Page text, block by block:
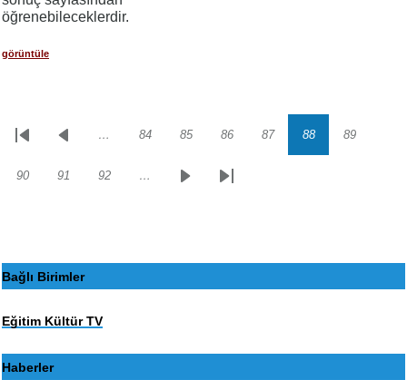
öğrenebileceklerdir.
görüntüle
Sayfalama
İlk
Önceki… Sayfa
84 Sayfa
85 Sayfa
86 Sayfa
87 Sayfa
88 Sayfa
89
Sayfa
90 Sayfa
91 Sayfa
92 …
SonrakiSon
Bağlı Birimler
Eğitim Kültür TV
Haberler